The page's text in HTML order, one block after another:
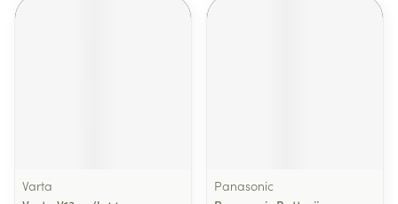
Varta
Panasonic